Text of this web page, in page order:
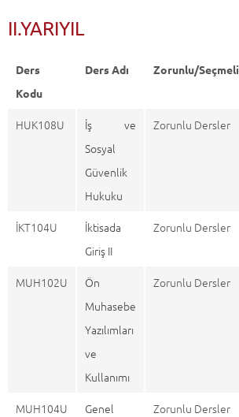
II.YARIYIL
Ders
Kodu
Ders Adı Zorunlu/Seçmeli
HUK108U
İş ve
Sosyal
Güvenlik
Hukuku
Zorunlu Dersler
İKT104U
İktisada
Giriş II
Zorunlu Dersler
MUH102U
Ön
Muhasebe
Yazılımları
ve
Kullanımı
Zorunlu Dersler
MUH104U
Genel
Zorunlu Dersler